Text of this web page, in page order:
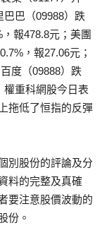
巴巴（09988）跌
報478.8元；美團
，報27.06元；
度（09888）跌
權重科網股今日表
拖低了恒指的反彈
別股份的評論及分
料的完整及真確
要注意股價波動的
份。